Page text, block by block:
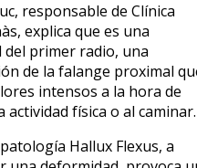
responsable de Clínica
explica que es una
del primer radio, una
de la falange proximal
intensos a la hora de
actividad física o al caminar.
Hallux Flexus, a